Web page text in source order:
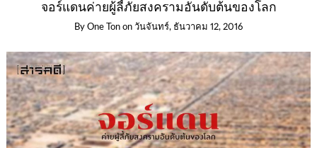
จอร์แดนค่ายผู้ลี้ภัยสงครามอันดับต้นของโลก
By One Ton on วันจันทร์, ธันวาคม 12, 2016